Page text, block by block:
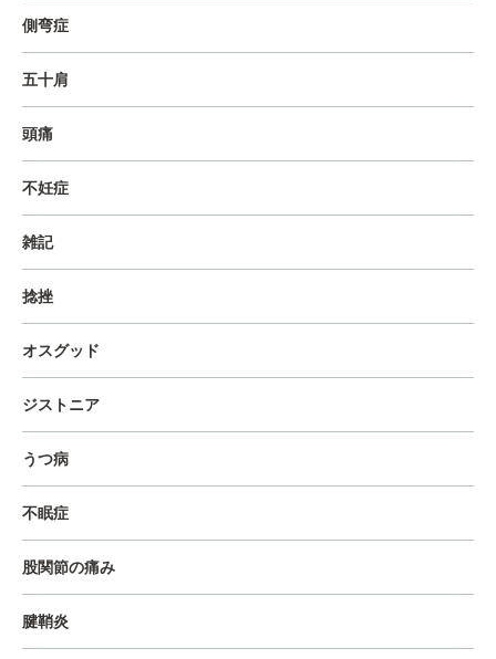
側弯症
五十肩
頭痛
不妊症
雑記
捻挫
オスグッド
ジストニア
うつ病
不眠症
股関節の痛み
腱鞘炎